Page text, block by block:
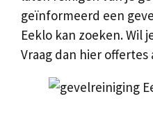
geïnformeerd een
Eeklo kan zoeken. Wil
Vraag dan hier offertes